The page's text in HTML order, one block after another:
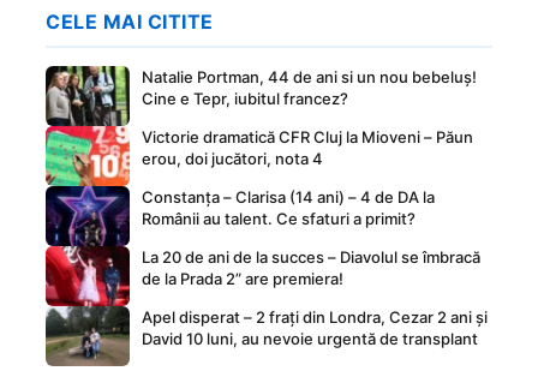
CELE MAI CITITE
Natalie Portman, 44 de ani si un nou bebeluș!
Cine e Tepr, iubitul francez?
Victorie dramatică CFR Cluj la Mioveni – Păun
erou, doi jucători, nota 4
Constanța – Clarisa (14 ani) – 4 de DA la
Românii au talent. Ce sfaturi a primit?
La 20 de ani de la succes – Diavolul se îmbracă
de la Prada 2” are premiera!
Apel disperat – 2 frați din Londra, Cezar 2 ani și
David 10 luni, au nevoie urgentă de transplant